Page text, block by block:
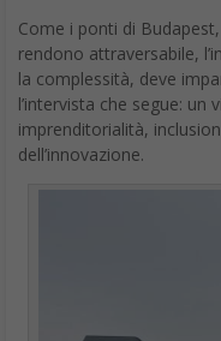
Come i ponti di
rendono attraversabile,
la complessità, deve
l’intervista che segue:
imprenditorialità,
dell’innovazione.